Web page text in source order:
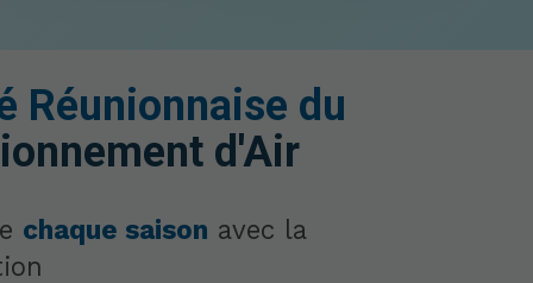
Réunionnaise du
d'Air
chaque saison avec la